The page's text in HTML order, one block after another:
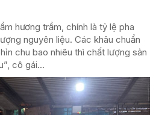
hương trầm, chính là tỷ lệ pha
nguyên liệu. Các khâu chuẩn
chu bao nhiêu thì chất lượng sản
cô gái...